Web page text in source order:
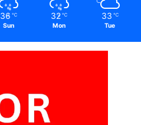
36 ℃
Sun
32 ℃
Mon
33 ℃
Tue